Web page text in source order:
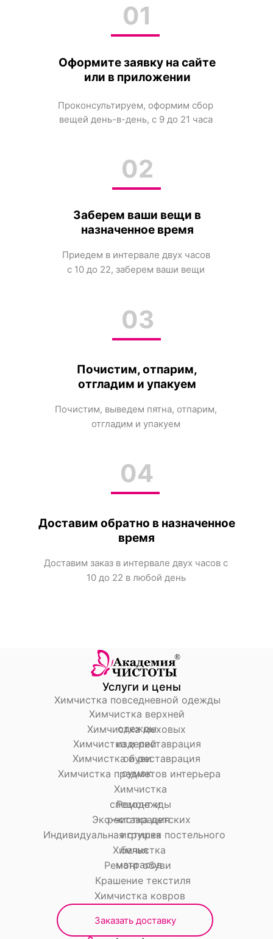
01
Оформите заявку на сайте
или в приложении
Проконсультируем, оформим сбор
вещей день-в-день, с 9 до 21 часа
02
Заберем ваши вещи в
назначенное время
Приедем в интервале двух часов
с 10 до 22, заберем ваши вещи
03
Почистим, отпарим,
отгладим и упакуем
Почистим, выведем пятна, отпарим,
отгладим и упакуем
04
Доставим обратно в назначенное
время
Доставим заказ в интервале двух часов с
10 до 22 в любой день
Химчистка предметов интерьера
Химчистка и реставрация
сумок
Химчистка и реставрация
обуви
Ремонт и
реставрация
Химчистка меховых
изделий
Эко-чистка детских
игрушек
Химчистка верхней
одежды
Индивидуальная стирка постельного
белья
Химчистка повседневной одежды
Химчистка
матрасов
Услуги и цены
Ремонт обуви
Химчистка ковров
Крашение текстиля
Химчистка
спецодежды
Заказать доставку
Мы работаем для занятых
людей и для тех, кто знает
цену своим вещам. Закажите
консультацию по услугам.
Доступ к чат боту в Телеграм